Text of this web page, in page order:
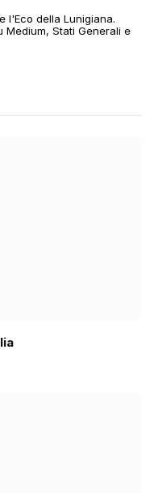
l'Eco della Lunigiana.
Medium, Stati Generali e